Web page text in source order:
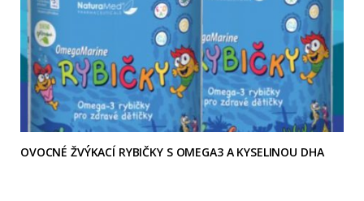
OVOCNÉ ŽVÝKACÍ RYBIČKY S OMEGA3 A KYSELINOU DHA